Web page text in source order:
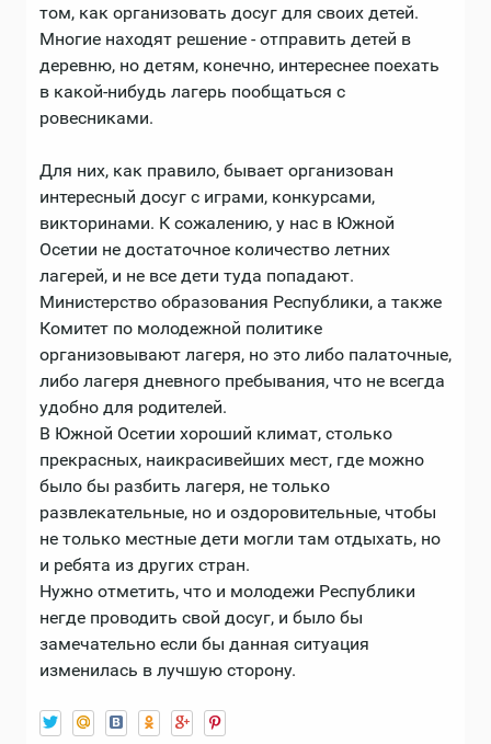
том, как организовать досуг для своих детей.
Многие находят решение - отправить детей в
деревню, но детям, конечно, интереснее поехать
в какой-нибудь лагерь пообщаться с
ровесниками.
Для них, как правило, бывает организован
интересный досуг с играми, конкурсами,
викторинами. К сожалению, у нас в Южной
Осетии не достаточное количество летних
лагерей, и не все дети туда попадают.
Министерство образования Республики, а также
Комитет по молодежной политике
организовывают лагеря, но это либо палаточные,
либо лагеря дневного пребывания, что не всегда
удобно для родителей.
В Южной Осетии хороший климат, столько
прекрасных, наикрасивейших мест, где можно
было бы разбить лагеря, не только
развлекательные, но и оздоровительные, чтобы
не только местные дети могли там отдыхать, но
и ребята из других стран.
Нужно отметить, что и молодежи Республики
негде проводить свой досуг, и было бы
замечательно если бы данная ситуация
изменилась в лучшую сторону.